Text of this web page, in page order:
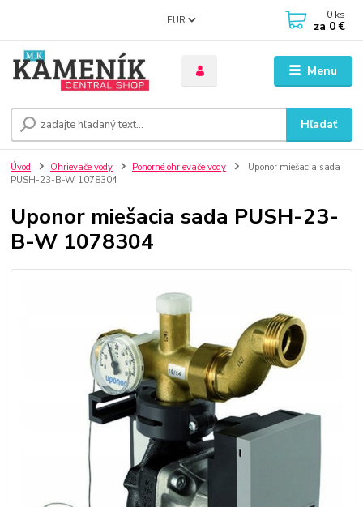
Menu
EUR
Hľadať
0 ks
za 0 €
Úvod Ohrievače vody Ponorné ohrievače vody
Uponor miešacia sada
PUSH-23-B-W 1078304
Uponor miešacia sada PUSH-23-
B-W 1078304